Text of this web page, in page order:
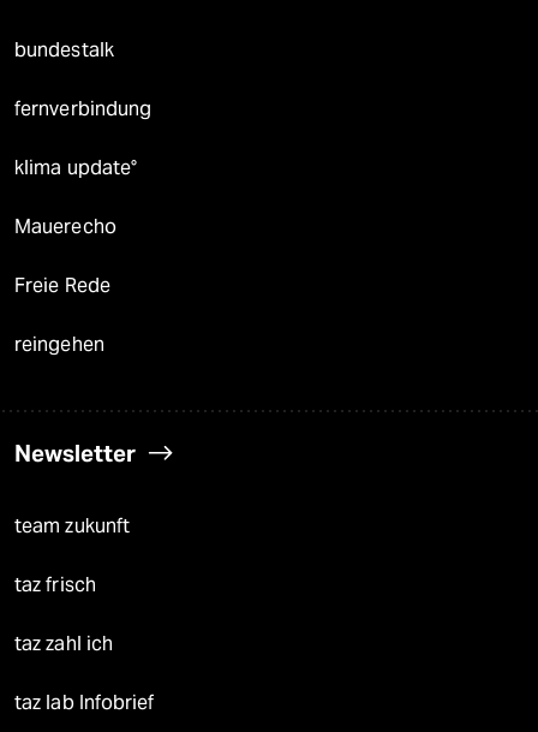
bundestalk
fernverbindung
klima update°
Mauerecho
Freie Rede
reingehen
Newsletter
team zukunft
taz frisch
taz zahl ich
taz lab Infobrief